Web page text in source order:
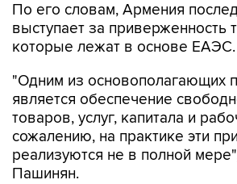
По его словам, Армения
выступает за приверженность
которые лежат в основе ЕАЭС.
"Одним из основополагающих
является обеспечение
товаров, услуг, капитала и
сожалению, на практике эти
реализуются не в полной
Пашинян.